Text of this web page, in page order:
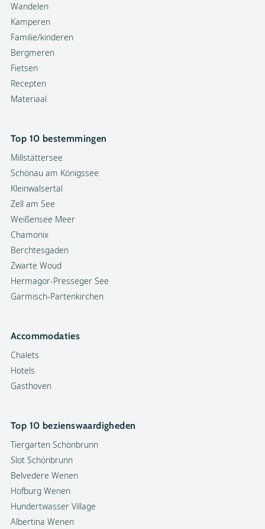
Wandelen
Kamperen
Familie/kinderen
Bergmeren
Fietsen
Recepten
Materiaal
Top 10 bestemmingen
Millstättersee
Schönau am Königssee
Kleinwalsertal
Zell am See
Weißensee Meer
Chamonix
Berchtesgaden
Zwarte Woud
Hermagor-Presseger See
Garmisch-Partenkirchen
Accommodaties
Chalets
Hotels
Gasthoven
Top 10 bezienswaardigheden
Tiergarten Schönbrunn
Slot Schönbrunn
Belvedere Wenen
Hofburg Wenen
Hundertwasser Village
Albertina Wenen